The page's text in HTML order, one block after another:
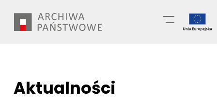
treści
Aktualności